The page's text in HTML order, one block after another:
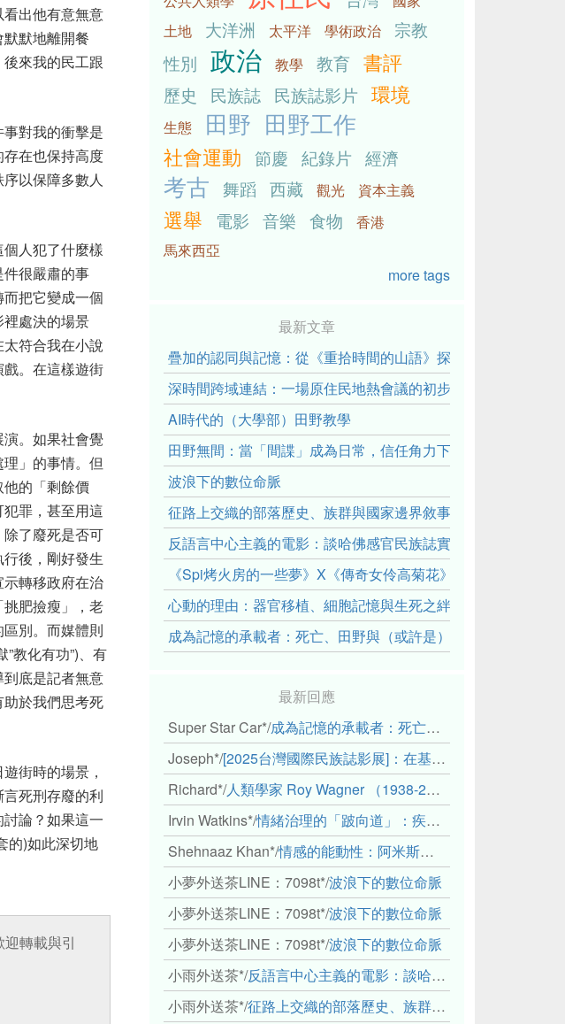
出他有意無意
默地離開餐
來我的民工跟
對我的衝擊是
在也保持高度
以保障多數人
人犯了什麼樣
很嚴肅的事
把它變成一個
處決的場景
符合我在小說
。在這樣遊街
。如果社會覺
」的事情。但
的「剩餘價
罪，甚至用這
了廢死是否可
後，剛好發生
轉移政府在治
肥撿瘦」，老
別。而媒體則
教化有功”)、有
底是記者無意
於我們思考死
街時的場景，
死刑存廢的利
論？如果這一
的)如此深切地
轉載與引
土地
大洋洲 太平洋 學術政治
宗教
性別 政治 教學 教育 書評
歷史 民族誌 民族誌影片 環境
生態 田野 田野工作
社會運動 節慶 紀錄片 經濟
考古 舞蹈 西藏 觀光 資本主義
選舉 電影 音樂 食物
香港
馬來西亞
more tags
最新文章
疊加的認同與記憶：從《重拾時間的山語》探討「我們的」立
深時間跨域連結：一場原住民地熱會議的初步觀察
AI時代的（大學部）田野教學
田野無間：當「間諜」成為日常，信任角力下的情感伏流
波浪下的數位命脈
征路上交織的部落歷史、族群與國家邊界敘事： 《路有多長》
反語言中心主義的電影：談哈佛感官民族誌實驗室
《Spi烤火房的一些夢》X《傳奇女伶高菊花》： 透過紀錄片
心動的理由：器官移植、細胞記憶與生死之絆
成為記憶的承載者：死亡、田野與（或許是）人類學的成年禮
最新回應
Super Star Car*/成為記憶的承載者：死亡、田野與（或許是）人類學的成年禮
Joseph*/[2025台灣國際民族誌影展]：在基礎設施的邊緣，聆聽人的呼吸
Richard*/人類學家 Roy Wagner （1938-2018）
Irvin Watkins*/情緒治理的「跛向道」：疾病與文化象徵的轉變舉例
Shehnaaz Khan*/情感的能動性：阿米斯音樂節的「對話觀察」
小夢外送茶LINE：7098t*/波浪下的數位命脈
小夢外送茶LINE：7098t*/波浪下的數位命脈
小夢外送茶LINE：7098t*/波浪下的數位命脈
小雨外送茶*/反語言中心主義的電影：談哈佛感官民族誌實驗室
小雨外送茶*/征路上交織的部落歷史、族群與國家邊界敘事： 《路有多長》、《高砂的翅膀》、《檔案／李光輝》